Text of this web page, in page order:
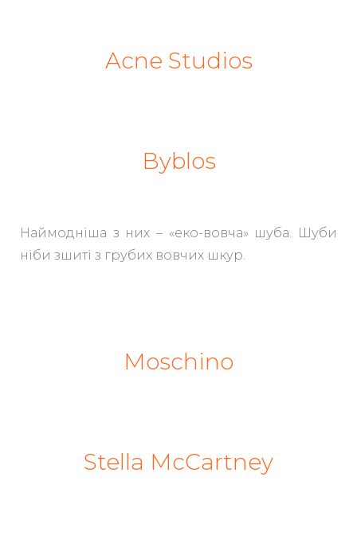
Acne Studios
Byblos
Наймодніша з них – «еко-вовча» шуба. Шуби
ніби зшиті з грубих вовчих шкур.
Moschino
Stella McCartney